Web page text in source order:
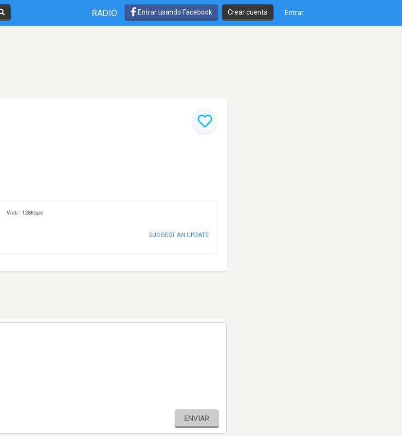
RADIO Entrar usando Facebook Crear cuenta Entrar
Web - 128Kbps
SUGGEST AN UPDATE
ENVIAR